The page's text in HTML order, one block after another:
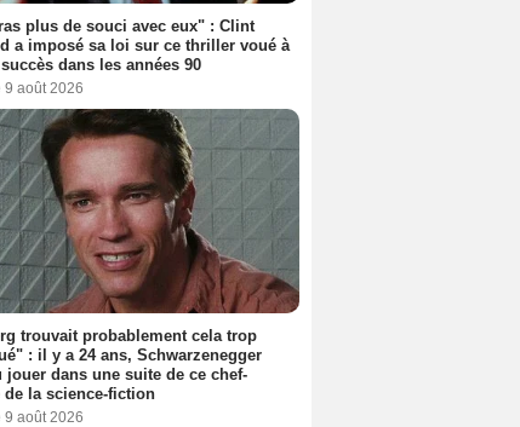
plus de souci avec eux" : Clint
a imposé sa loi sur ce thriller voué à
dans les années 90
9 août 2026
trouvait probablement cela trop
: il y a 24 ans, Schwarzenegger
jouer dans une suite de ce chef-
de la science-fiction
9 août 2026